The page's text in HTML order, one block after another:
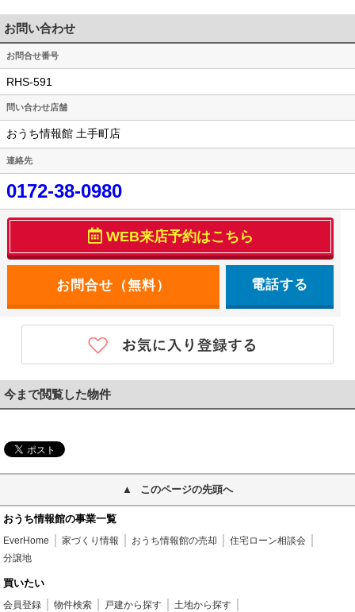
お問い合わせ
お問合せ番号
RHS-591
問い合わせ店舗
おうち情報館 土手町店
連絡先
0172-38-0980
WEB来店予約はこちら
電話する
今まで閲覧した物件
このページの先頭へ
おうち情報館の事業一覧
EverHome 家づくり情報 おうち情報館の売却
住宅ローン相談会
分譲地
買いたい
会員登録 物件検索 戸建から探す
土地から探す